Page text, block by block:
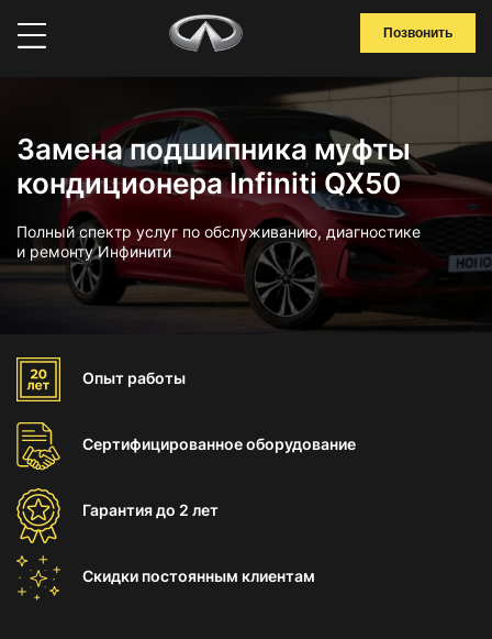
Позвонить
Замена подшипника муфты
кондиционера Infiniti QX50
Полный спектр услуг по обслуживанию, диагностике
и ремонту Инфинити
Опыт работы
Сертифицированноеоборудование
Гарантиядо 2 лет
Скидки постоянным клиентам